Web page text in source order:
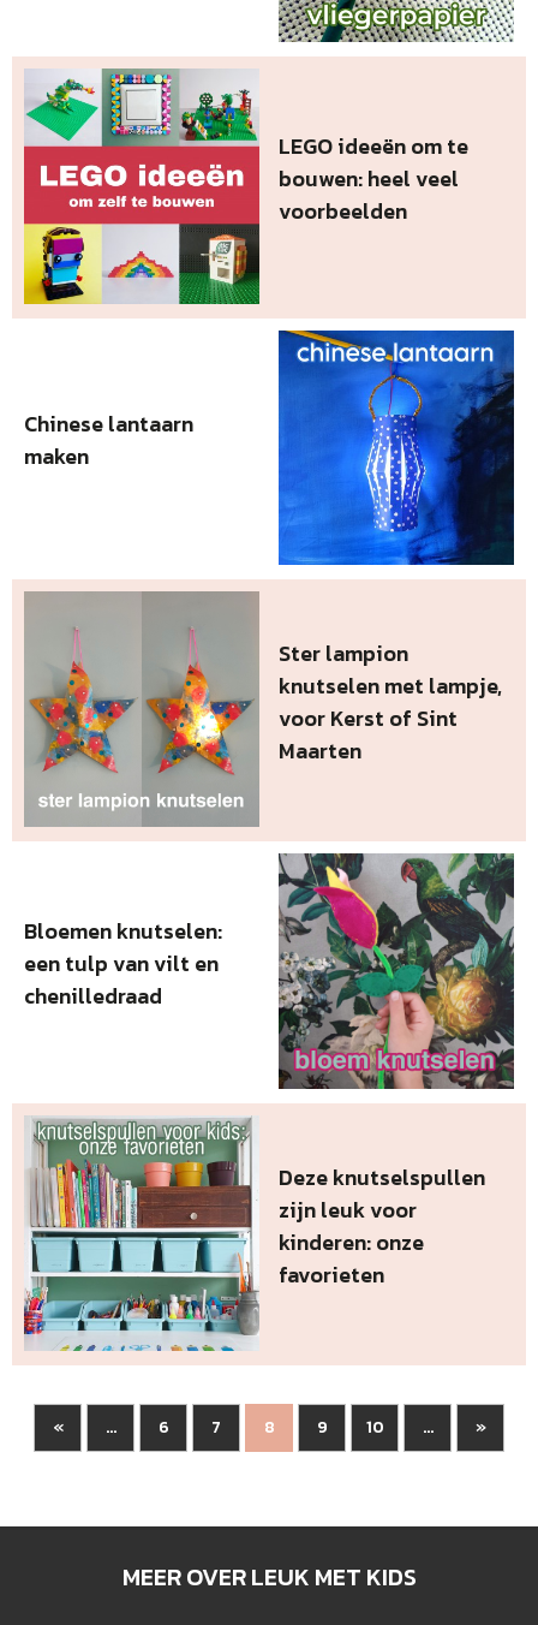
LEGO ideeën om te
bouwen: heel veel
voorbeelden
Chinese lantaarn
maken
Ster lampion
knutselen met lampje,
voor Kerst of Sint
Maarten
Bloemen knutselen:
een tulp van vilt en
chenilledraad
Deze knutselspullen
zijn leuk voor
kinderen: onze
favorieten
« ... 6 7 8 9 10 ... »
MEER OVER LEUK MET KIDS